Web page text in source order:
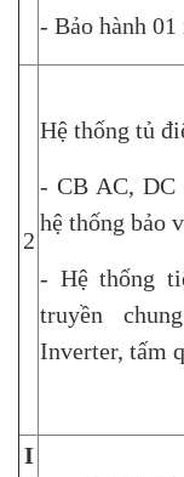
- Bảo hành 01
2
Hệ thống tủ
- CB AC, DC
hệ thống bảo
- Hệ thống
truyền
Inverter, tấm
I